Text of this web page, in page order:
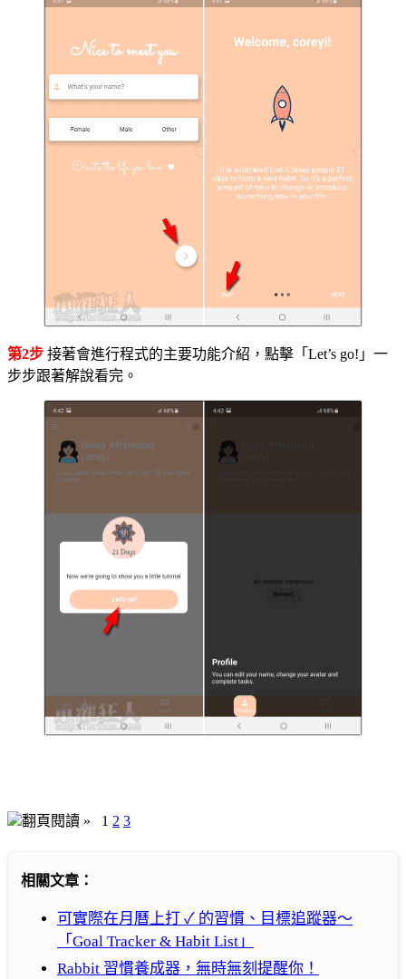
第2步 接著會進行程式的主要功能介紹，點擊「Let’s go!」一
步步跟著解說看完。
翻頁閱讀 » 1 2 3
相關文章：
可實際在月曆上打 ✓ 的習慣、目標追蹤器～
「Goal Tracker & Habit List」
Rabbit 習慣養成器，無時無刻提醒你！